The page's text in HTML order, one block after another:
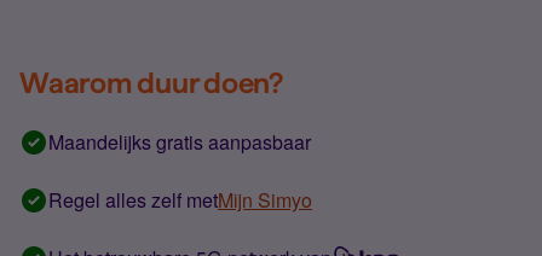
Waarom duur doen?
Maandelijks gratis aanpasbaar
Regel alles zelf metMijn Simyo